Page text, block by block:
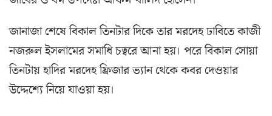
জানাজা শেষে বিকাল তিনটার দি‌কে তার মরদেহ ঢাবিতে কাজী
নজরুল ইসলামের সমাধি চত্বরে আনা হয়। প‌রে বিকাল সোয়া
তিনটায় হা‌দির মরদেহ ফ্রিজার ভ্যান থেকে কবর দেওয়ার
উদ্দেশ্যে নি‌য়ে যাওয়া হয়।